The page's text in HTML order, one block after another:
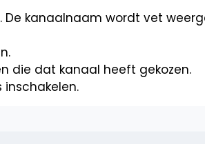
kanaalnaam wordt vet
die dat kanaal heeft gekozen.